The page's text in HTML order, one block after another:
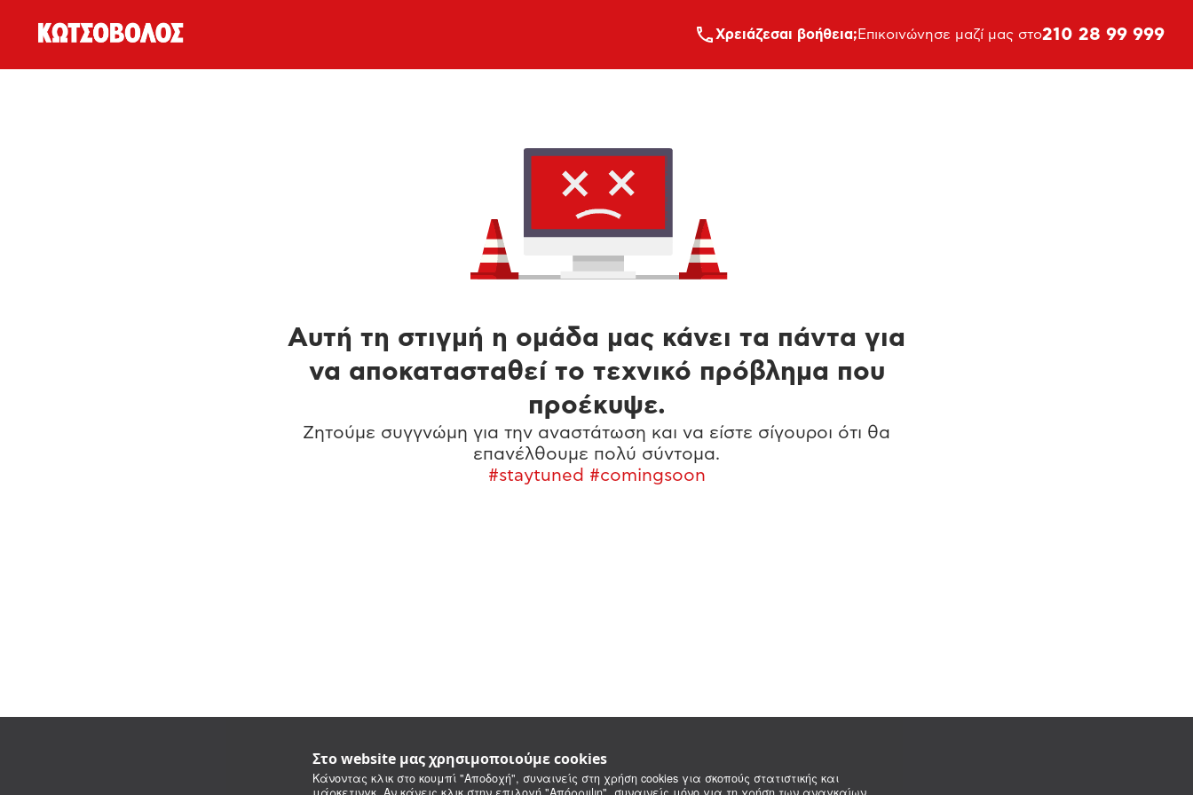
Στο website μας χρησιμοποιούμε cookies
Κάνοντας κλικ στο κουμπί "Αποδοχή", συναινείς στη χρήση cookies για σκοπούς στατιστικής και
Xρειάζεσαι βοήθεια; Επικοινώνησε μαζί μας στο210 28 99 999
Αυτή τη στιγμή η ομάδα μας κάνει τα πάντα για
να αποκατασταθεί το τεχνικό πρόβλημα που
προέκυψε.
Ζητούμε συγγνώμη για την αναστάτωση και να είστε σίγουροι ότι θα
επανέλθουμε πολύ σύντομα.
#staytuned #comingsoon